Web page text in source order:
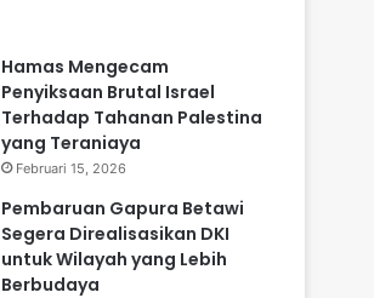
Hamas Mengecam
Penyiksaan Brutal Israel
Terhadap Tahanan Palestina
yang Teraniaya
Februari 15, 2026
Pembaruan Gapura Betawi
Segera Direalisasikan DKI
untuk Wilayah yang Lebih
Berbudaya